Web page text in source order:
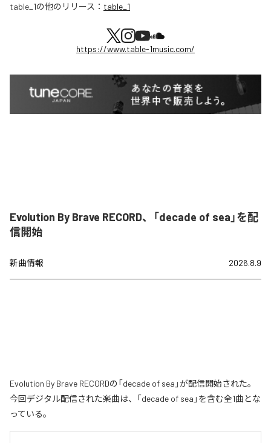
table_1の他のリリース： table_1
https://www.table-1music.com/
Evolution By Brave RECORD、「decade of sea」を配
信開始
新曲情報 2026.8.9
Evolution By Brave RECORDの「decade of sea」が配信開始された。
今回デジタル配信された楽曲は、「decade of sea」を含む全1曲とな
っている。